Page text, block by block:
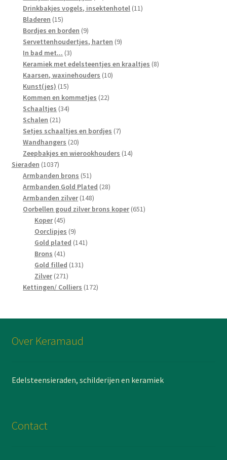
producten
Drinkbakjes vogels, insektenhotel 1111
Bladeren 1515
producten
Bordjes en borden 99
producten
Servettenhoudertjes, harten 99
In bad met... 33
producten
Keramiek met edelsteentjes en kraaltjes 88
Kaarsen, waxinehouders 1010
Kunst(jes) 1515
producten
Kommen en kommetjes 2222
Schaaltjes 3434
Schalen 2121
producten
Setjes schaaltjes en bordjes 77
Wandhangers 2020
producten
Zeepbakjes en wierookhouders 1414
Sieraden 10371037
producten
Armbanden brons 5151
producten
Armbanden Gold Plated 2828
Armbanden zilver 148148
producten
Oorbellen goud zilver brons koper 651651
Koper 4545
producten
Oorclipjes 99
producten
Gold plated 141141
Brons 4141
producten
Gold filled 131131
Zilver 271271
producten
Kettingen/ Colliers 172172
Over Keramaud
Edelsteensieraden, schilderijen en keramiek
Contact